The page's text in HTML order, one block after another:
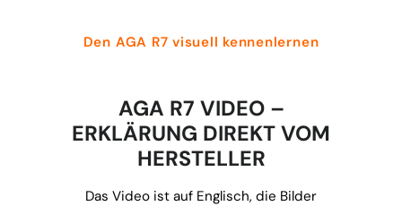
Den AGA R7 visuell kennenlernen
AGA R7 VIDEO –
ERKLÄRUNG DIREKT VOM
HERSTELLER
Das Video ist auf Englisch, die Bilder